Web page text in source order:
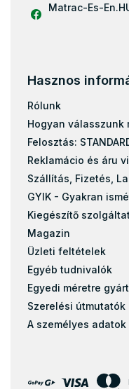
Matrac-Es-
Hasznos
Rólunk
Hogyan válasszunk
Felosztás:
Reklamácio és áru
Szállítás, Fizetés,
GYIK - Gyakran
Kiegészítő
Magazin
Üzleti feltételek
Egyéb tudnivalók
Egyedi méretre
Szerelési útmutatók
A személyes adatok